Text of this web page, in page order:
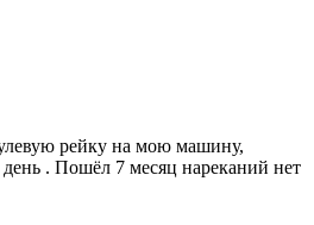
рейку на мою машину,
. Пошёл 7 месяц нареканий нет